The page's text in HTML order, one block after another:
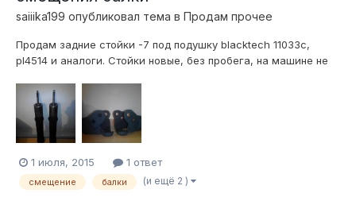
saiiika199 опубликовал тема в Продам прочее
Продам задние стойки -7 под подушку blacktech 11033с,
pl4514 и аналоги. Стойки новые, без пробега, на машине не
же продаю кронштейны смещения балки 2 вниз, 2,5 назад.
Под пневму самое идеальное смещение, так сказать,
золотая середина. Кр...
1 июля, 2015 1 ответ
смещение балки (и ещё 2 )